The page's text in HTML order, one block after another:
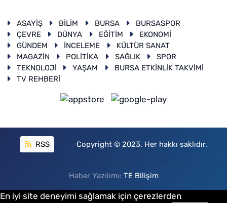
ASAYİŞ BİLİM BURSA
BURSASPOR
ÇEVRE
DÜNYA EĞİTİM
EKONOMİ
GÜNDEM
İNCELEME
KÜLTÜR SANAT
MAGAZİN
POLİTİKA SAĞLIK
SPOR
TEKNOLOJİ
YAŞAM
BURSA ETKİNLİK TAKVİMİ
TV REHBERİ
RSS Copyright © 2023. Her hakkı saklıdır.
Haber Yazılımı: TE Bilişim
En iyi site deneyimi sağlamak için çerezlerden